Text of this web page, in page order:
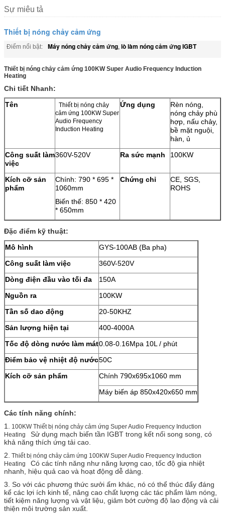
Sự miêu tả
Thiết bị nóng chảy cảm ứng
Điểm nổi bật: Máy nóng chảy cảm ứng, lò làm nóng cảm ứng IGBT
Thiết bị nóng chảy cảm ứng 100KW Super Audio Frequency Induction
Heating
Chi tiết Nhanh:
Tên
Thiết bị nóng chảy
cảm ứng 100KW Super
Audio Frequency
Induction Heating
Ứng dụng
Rèn nóng,
nóng chảy phù
hợp, nấu chảy,
bề mặt nguội,
hàn, ủ
Công suất làm
việc
360V-520V Ra sức mạnh 100KW
Kích cỡ sản
phẩm
Chính: 790 * 695 *
1060mm
Biến thế: 850 * 420
* 650mm
Chứng chỉ
CE, SGS,
ROHS
Đặc điểm kỹ thuật:
Mô hình
GYS-100AB (Ba pha)
Công suất làm việc
360V-520V
Dòng điện đầu vào tối đa
150A
Nguồn ra
100KW
Tần số dao động
20-50KHZ
Sản lượng hiện tại
400-4000A
Tốc độ dòng nước làm mát0.08-0.16Mpa 10L / phút
Điểm bảo vệ nhiệt độ nước50C
Kích cỡ sản phẩm
Chính 790x695x1060 mm
Máy biến áp 850x420x650 mm
Các tính năng chính:
1.
100KW Thiết bị nóng chảy cảm ứng Super Audio Frequency Induction
Heating
Sử dụng mạch biến tần IGBT trong kết nối song song, có
khả năng thích ứng tải cao.
2. Thiết bị nóng chảy cảm ứng 100KW Super Audio Frequency Induction
Heating
Có các tính năng như năng lượng cao, tốc độ gia nhiệt
nhanh, hiệu quả cao và hoạt động dễ dàng.
3. So với các phương thức sưởi ấm khác, nó có thể thúc đẩy đáng
kể các lợi ích kinh tế, nâng cao chất lượng các tác phẩm làm nóng,
tiết kiệm năng lượng và vật liệu, giảm bớt cường độ lao động và cải
thiện môi trường sản xuất.